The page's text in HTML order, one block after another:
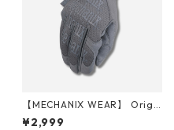
【MECHANIX WEAR】 Origi
nal Glove (Wolf Gray)
¥2,999